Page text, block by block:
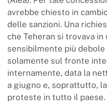
avrebbe chiesto in
delle sanzioni. Una
che Teheran si trovava
sensibilmente più
solamente sul fronte
internamente, data la
a giugno e, soprattutto,
proteste in tutto il paese.